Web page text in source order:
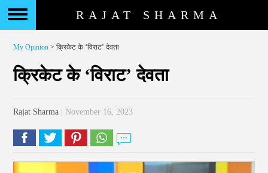
RAJAT SHARMA
My Opinion > क्रिकेट के ‘विराट’ देवता
क्रिकेट के ‘विराट’ देवता
Rajat Sharma | November 16, 2023